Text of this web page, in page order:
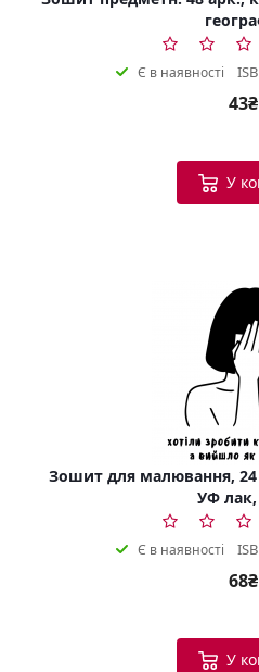
Є в наявності
43₴
У
Зошит для малювання, 24
УФ
Є в наявності
68₴
У